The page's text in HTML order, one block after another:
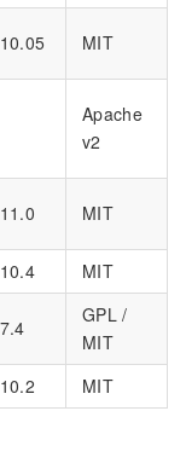
MIT
Apache
v2
MIT
MIT
GPL /
MIT
MIT